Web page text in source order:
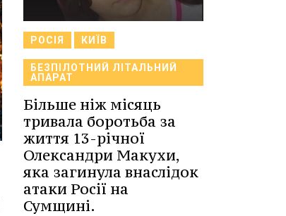
РОСІЯ КИЇВ
БЕЗПІЛОТНИЙ ЛІТАЛЬНИЙ
АПАРАТ
Більше ніж місяць
тривала боротьба за
життя 13-річної
Олександри Макухи,
яка загинула внаслідок
атаки Росії на
Сумщині.